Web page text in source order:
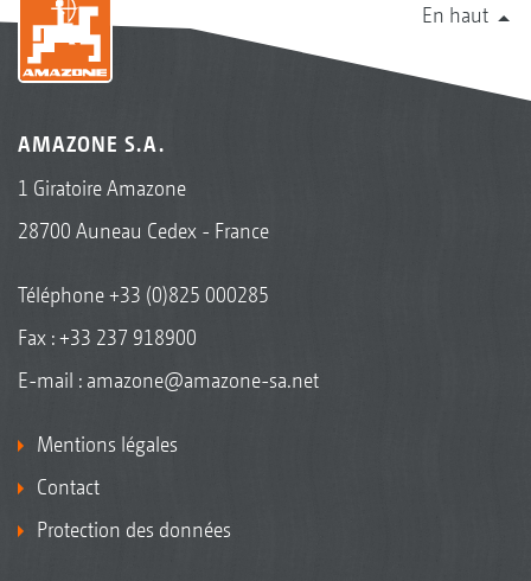
En haut
AMAZONE S.A.
1 Giratoire Amazone
28700 Auneau Cedex - France
Téléphone+33 (0)825 000285
Fax : +33 237 918900
E-mail : amazone@amazone-sa.net
Mentions légales
Contact
Protection des données